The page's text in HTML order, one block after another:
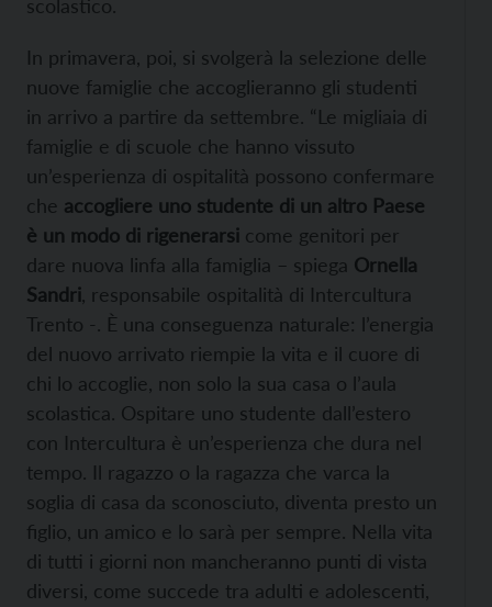
scolastico.
In primavera, poi, si svolgerà la selezione delle
nuove famiglie che accoglieranno gli studenti
in arrivo a partire da settembre. “Le migliaia di
famiglie e di scuole che hanno vissuto
un’esperienza di ospitalità possono confermare
che accogliere uno studente di un altro Paese
è un modo di rigenerarsi come genitori per
dare nuova linfa alla famiglia – spiega Ornella
Sandri , responsabile ospitalità di Intercultura
Trento -. È una conseguenza naturale: l’energia
del nuovo arrivato riempie la vita e il cuore di
chi lo accoglie, non solo la sua casa o l’aula
scolastica. Ospitare uno studente dall’estero
con Intercultura è un’esperienza che dura nel
tempo. Il ragazzo o la ragazza che varca la
soglia di casa da sconosciuto, diventa presto un
figlio, un amico e lo sarà per sempre. Nella vita
di tutti i giorni non mancheranno punti di vista
diversi, come succede tra adulti e adolescenti,